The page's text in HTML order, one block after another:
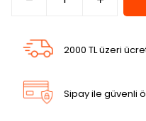
2000 TL üzeri
Sipay ile güvenli